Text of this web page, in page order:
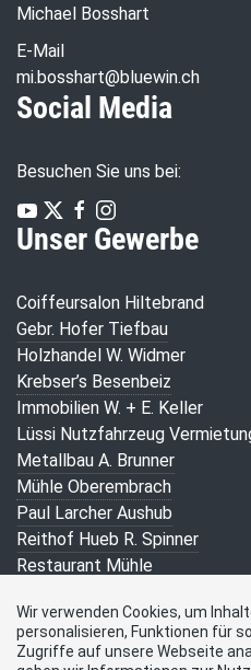
Michael Bosshart
E-Mail
mi.bosshart@bluewin.ch
Social Media
Besuchen Sie uns bei:
Unser Gewerbe
Coiffeursalon Hiltebrand
Gebr. Hofer Tiefbau
Holzhandel W. Widmer
Krebser’s Besenbeiz
Immobilien W. + E. Keller
Lüssi Nutzfahrzeug
Metallbau A. Brunner
Mühle Oberembrach
Paul Larcher Aushub
Reithof Hueb R. Spinner
Restaurant Mühle
Schlosserei F. Moser
Susann’s Besenbeiz s. Spinner
Wir verwenden Cookies, um
personalisieren, Funktionen für
Zugriffe auf unsere Webseite